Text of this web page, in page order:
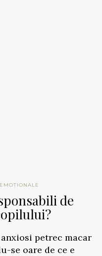
de
petrec macar
se oare de ce e